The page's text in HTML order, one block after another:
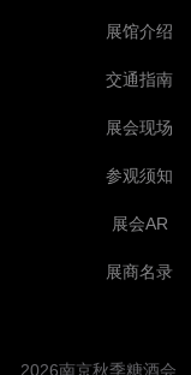
展馆介绍
交通指南
展会现场
参观须知
展会AR
展商名录
2026南京秋季糖酒会